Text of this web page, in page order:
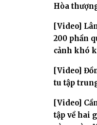
Hòa
[Video]
200 phần
cảnh khó
[Video]
tu tập
[Video]
tập về hai